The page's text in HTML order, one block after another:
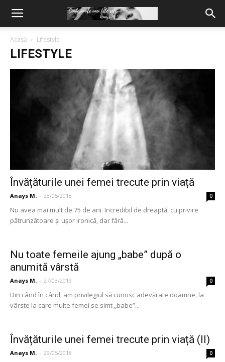
Acasă Lifestyle
LIFESTYLE
Învățăturile unei femei trecute prin viață
Anays M. - 28/05/2018 0
Nu avea mai mult de 75 de ani. Incredibil de dreaptă, cu privire
pătrunzătoare și ușor ironică, dar fără...
Nu toate femeile ajung „babe” după o
anumită vârstă
Anays M. - 27/03/2019 0
Din când în când, am privilegiul să cunosc adevărate doamne, la
vârste la care multe femei se simt „babe”...
Învățăturile unei femei trecute prin viață (II)
Anays M. - 29/05/2018 0